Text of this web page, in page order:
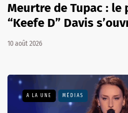
Meurtre de Tupac : le
“Keefe D” Davis
10 août 2026
A LA UNE MÉDIAS